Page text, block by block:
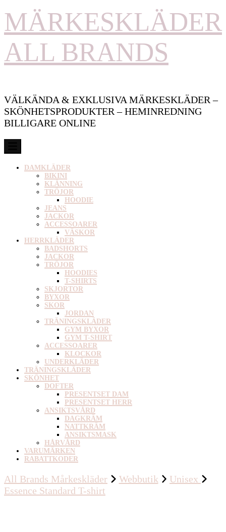
MÄRKESKLÄDER
ALL BRANDS
VÄLKÄNDA & EXKLUSIVA MÄRKESKLÄDER –
SKÖNHETSPRODUKTER – HEMINREDNING
BILLIGARE ONLINE
DAMKLÄDER
BIKINI
KLÄNNING
TRÖJOR
HOODIE
JEANS
JACKOR
ACCESSOARER
VÄSKOR
HERRKLÄDER
BADSHORTS
JACKOR
TRÖJOR
HOODIES
T-SHIRTS
SKJORTOR
BYXOR
SKOR
JORDAN
TRÄNINGSKLÄDER
GYM BYXOR
GYM T-SHIRT
ACCESSOARER
KLOCKOR
UNDERKLÄDER
TRÄNINGSKLÄDER
SKÖNHET
DOFTER
PRESENTSET DAM
PRESENTSET HERR
ANSIKTSVÅRD
DAGKRÄM
NATTKRÄM
ANSIKTSMASK
HÅRVÅRD
VARUMÄRKEN
RABATTKODER
All Brands Mårkeskläder Webbutik
Unisex
Essence Standard T-shirt